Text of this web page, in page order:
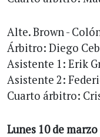
Alte. Brown -
Árbitro: Diego
Asistente 1: Erik
Asistente 2:
Cuarto árbitro:
Lunes 10 de marzo